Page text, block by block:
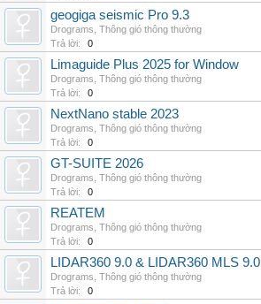
geogiga seismic Pro 9.3
Drograms Thông gió thông thường
Trả lời:
0
Limaguide Plus 2025 for Window
Drograms Thông gió thông thường
Trả lời:
0
NextNano stable 2023
Drograms Thông gió thông thường
Trả lời:
0
GT-SUITE 2026
Drograms Thông gió thông thường
Trả lời:
0
REATEM
Drograms Thông gió thông thường
Trả lời:
0
LIDAR360 9.0 & LIDAR360 MLS 9.0
Drograms Thông gió thông thường
Trả lời:
0